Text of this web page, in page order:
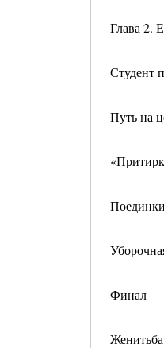
Глава 2.
Студент
Путь на
Финал
Женитьба